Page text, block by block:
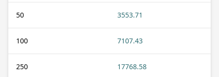
50 3553.71
100 7107.43
250 17768.58